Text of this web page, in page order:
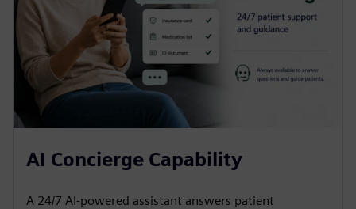
AI Concierge Capability
A 24/7 AI-powered assistant answers patient